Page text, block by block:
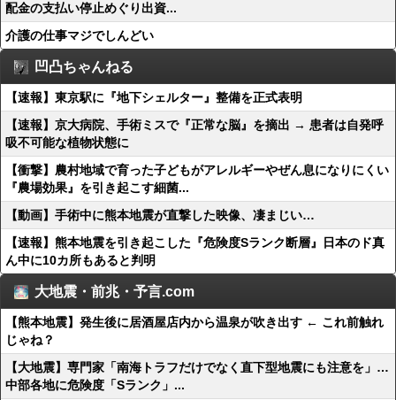
配金の支払い停止めぐり出資...
介護の仕事マジでしんどい
凹凸ちゃんねる
【速報】東京駅に『地下シェルター』整備を正式表明
【速報】京大病院、手術ミスで『正常な脳』を摘出 → 患者は自発呼
吸不可能な植物状態に
【衝撃】農村地域で育った子どもがアレルギーやぜん息になりにくい
『農場効果』を引き起こす細菌...
【動画】手術中に熊本地震が直撃した映像、凄まじい…
【速報】熊本地震を引き起こした『危険度Sランク断層』日本のド真
ん中に10カ所もあると判明
大地震・前兆・予言.com
【熊本地震】発生後に居酒屋店内から温泉が吹き出す ← これ前触れ
じゃね？
【大地震】専門家「南海トラフだけでなく直下型地震にも注意を」…
中部各地に危険度「Sランク」...